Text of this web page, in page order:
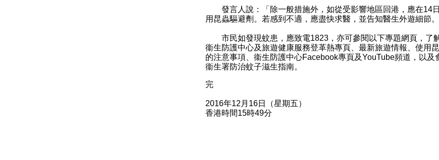
發言人說：「除一般措施外，如從受影響地區回港，應在14
用昆蟲驅避劑。若感到不適，應盡快求醫，並告知醫生外遊細節。
市民如發現蚊患，應致電1823，亦可參閱以下專題網頁，了解
衞生防護中心及旅遊健康服務登革熱專頁、最新旅遊情報
使用
的注意事項 、衞生防護中心Facebook專頁及YouTube頻道 ，以及
衞生署防治蚊子滋生指南。
完
2016年12月16日（星期五）
香港時間15時49分